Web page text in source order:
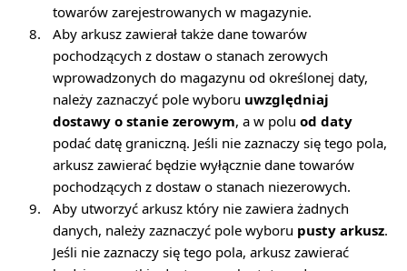
towarów zarejestrowanych w magazynie.
8.
Aby arkusz zawierał także dane towarów
pochodzących z dostaw o stanach zerowych
wprowadzonych do magazynu od określonej daty,
należy zaznaczyć pole wyboru uwzględniaj
dostawy o stanie zerowym, a w polu od daty
podać datę graniczną. Jeśli nie zaznaczy się tego pola,
arkusz zawierać będzie wyłącznie dane towarów
pochodzących z dostaw o stanach niezerowych.
9.
Aby utworzyć arkusz który nie zawiera żadnych
danych, należy zaznaczyć pole wyboru pusty arkusz.
Jeśli nie zaznaczy się tego pola, arkusz zawierać